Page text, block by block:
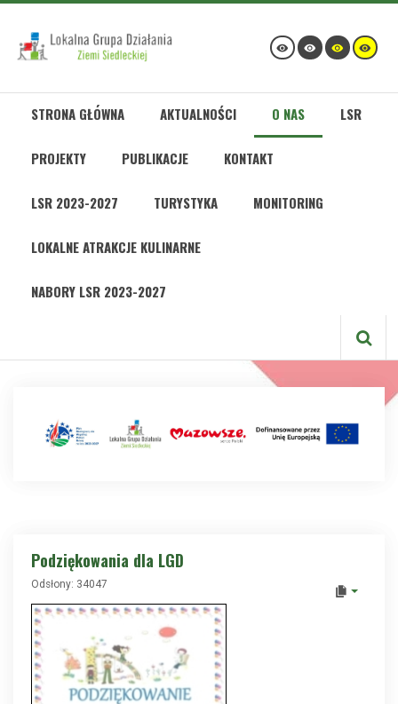
STRONA GŁÓWNA AKTUALNOŚCI O NAS LSR
PROJEKTY PUBLIKACJE KONTAKT
LSR 2023-2027 TURYSTYKA MONITORING
LOKALNE ATRAKCJE KULINARNE
NABORY LSR 2023-2027
Podziękowania dla LGD
Odsłony: 34047